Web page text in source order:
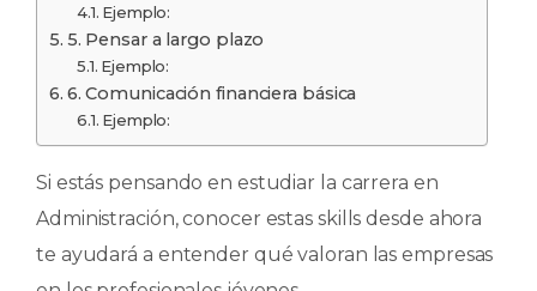
Ejemplo:
5. Pensar a largo plazo
Ejemplo:
6. Comunicación financiera básica
Ejemplo:
Si estás pensando en estudiar la carrera en
Administración, conocer estas skills desde ahora
te ayudará a entender qué valoran las empresas